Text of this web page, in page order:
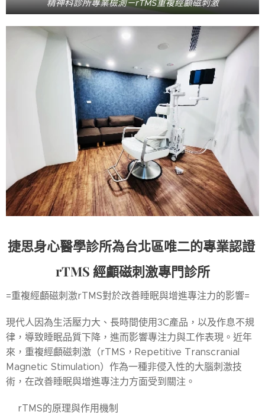
精神科診所專業檢測－rTMS重複經顱磁刺激
捷思身心醫學診所為台北區唯二的專業認證
rTMS 經顱磁刺激專門診所
=重複經顱磁刺激rTMS對於改善睡眠與增進專注力的影響=
現代人因為生活壓力大、長時間使用3C產品，以及作息不規
律，導致睡眠品質下降，進而影響專注力與工作表現。近年
來，重複經顱磁刺激（rTMS，Repetitive Transcranial
Magnetic Stimulation）作為一種非侵入性的大腦刺激技
術，在改善睡眠與增進專注力方面受到關注。
♦️rTMS的原理與作用機制